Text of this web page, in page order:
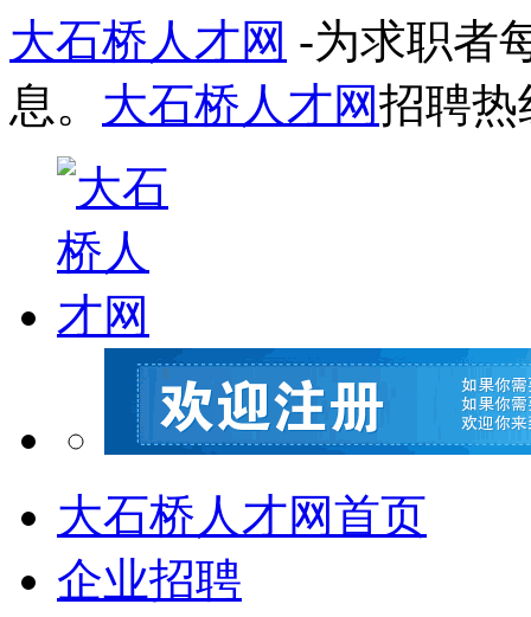
大石桥人才网 -为求职者
息。 大石桥人才网招聘热
大石桥人才网首页
企业招聘